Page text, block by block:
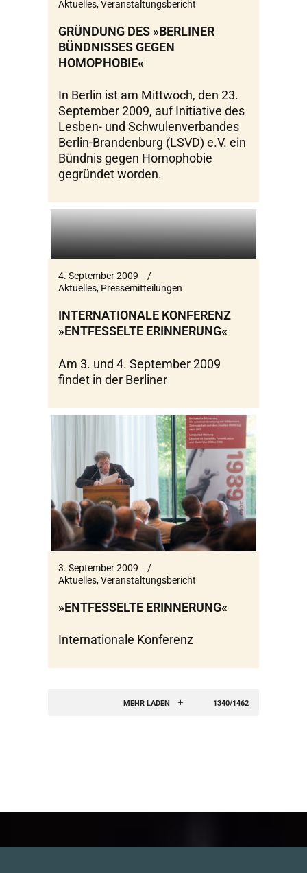
Aktuelles,Veranstaltungsbericht
GRÜNDUNG DES »BERLINER
BÜNDNISSES GEGEN
HOMOPHOBIE«
In Berlin ist am Mittwoch, den 23.
September 2009, auf Initiative des
Lesben- und Schwulenverbandes
Berlin-Brandenburg (LSVD) e.V. ein
Bündnis gegen Homophobie
gegründet worden.
4. September 2009
Aktuelles, Pressemitteilungen
INTERNATIONALE KONFERENZ
»ENTFESSELTE ERINNERUNG«
Am 3. und 4. September 2009
findet in der Berliner
3. September 2009
Aktuelles,Veranstaltungsbericht
»ENTFESSELTE ERINNERUNG«
Internationale Konferenz
MEHR LADEN 1340/1462